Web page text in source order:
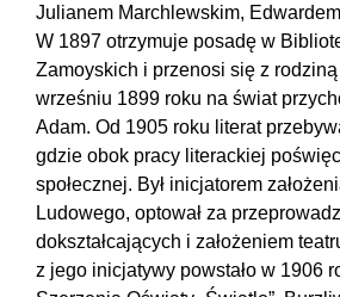
Julianem Marchlewskim,
W 1897 otrzymuje posadę w
Zamoyskich i przenosi się z
wrześniu 1899 roku na świat
Adam. Od 1905 roku literat
gdzie obok pracy literackiej
społecznej. Był inicjatorem
Ludowego, optował za
dokształcających i założeniem
z jego inicjatywy powstało w 1906